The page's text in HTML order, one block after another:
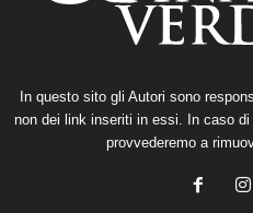
In questo sito gli Autori sono
non dei link inseriti in essi. In caso
provvederemo a